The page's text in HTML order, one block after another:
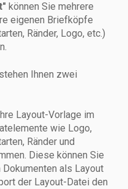
können Sie mehrere
eigenen Briefköpfe
Ränder, Logo, etc.)
stehen Ihnen zwei
Layout-Vorlage im
wie Logo,
Ränder und
Diese können Sie
als Layout
der Layout-Datei den